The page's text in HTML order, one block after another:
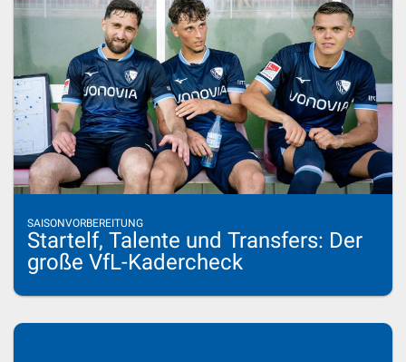
SAISONVORBEREITUNG
Startelf, Talente und Transfers: Der
große VfL-Kadercheck